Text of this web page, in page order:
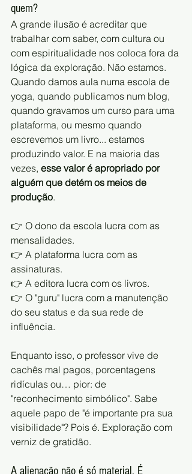
quem?
A grande ilusão é acreditar que
trabalhar com saber, com cultura ou
com espiritualidade nos coloca fora da
lógica da exploração. Não estamos.
Quando damos aula numa escola de
yoga, quando publicamos num blog,
quando gravamos um curso para uma
plataforma, ou mesmo quando
escrevemos um livro... estamos
produzindo valor. E na maioria das
vezes, esse valor é apropriado por
alguém que detém os meios de
produção.
👉 O dono da escola lucra com as
mensalidades.
👉 A plataforma lucra com as
assinaturas.
👉 A editora lucra com os livros.
👉 O "guru" lucra com a manutenção
do seu status e da sua rede de
influência.
Enquanto isso, o professor vive de
cachês mal pagos, porcentagens
ridículas ou… pior: de
"reconhecimento simbólico". Sabe
aquele papo de "é importante pra sua
visibilidade"? Pois é. Exploração com
verniz de gratidão.
A alienação não é só material. É